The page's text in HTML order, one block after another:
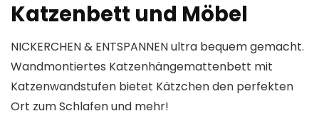
Katzenbett und Möbel
NICKERCHEN & ENTSPANNEN ultra bequem gemacht.
Wandmontiertes Katzenhängemattenbett mit
Katzenwandstufen bietet Kätzchen den perfekten
Ort zum Schlafen und mehr!